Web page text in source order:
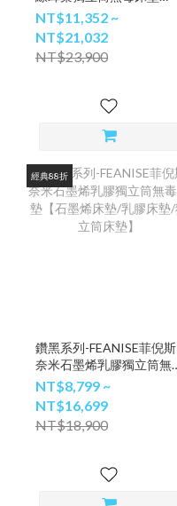
(23cm)【石墨烯床墊/獨立
筒床墊/獨立筒床墊推薦】
NT$11,352 ~
NT$21,032
NT$23,900
經典88折
鑽黑系列-FEANISE菲倪斯
奈米石墨烯乳膠獨立筒無
毒床墊【石墨烯床墊/乳膠
床墊/獨立筒床墊】
NT$8,799 ~
NT$16,699
NT$18,900